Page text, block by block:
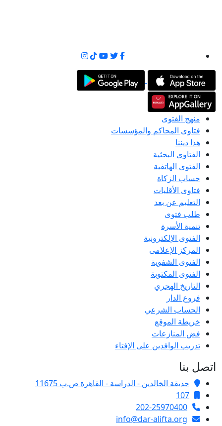
منهج الفتوى
فتاوى المحاكم والمؤسسات
هذا ديننا
الفتاوى البحثية
الفتوى الهاتفية
حساب الزكاة
فتاوى الأقليات
التعليم عن بعد
طلب فتوى
تنمية الأسرة
الفتوى الإلكترونية
المركز الإعلامى
الفتوى الشفوية
الفتوى المكتوبة
التاريخ الهجري
فروع الدار
الحساب الشرعي
خريطة الموقع
فض المنازعات
تدريب الوافدين على الإفتاء
اتصل بنا
حديقة الخالدين - الدراسة - القاهرة ص.ب 11675
107
202-25970400
info@dar-alifta.org